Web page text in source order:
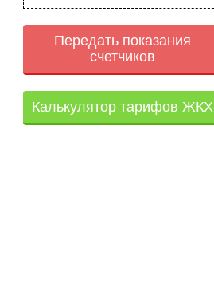
Передать показания
счетчиков
Калькулятор тарифов ЖКХ